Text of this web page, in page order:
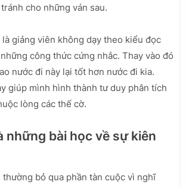
cho những ván sau.
giảng viên không dạy theo kiểu đọc
công thức cứng nhắc. Thay vào đó
nước đi này lại tốt hơn nước đi kia.
giúp mình hình thành tư duy phân tích
lòng các thế cờ.
những bài học về sự kiên
bỏ qua phần tàn cuộc vì nghĩ